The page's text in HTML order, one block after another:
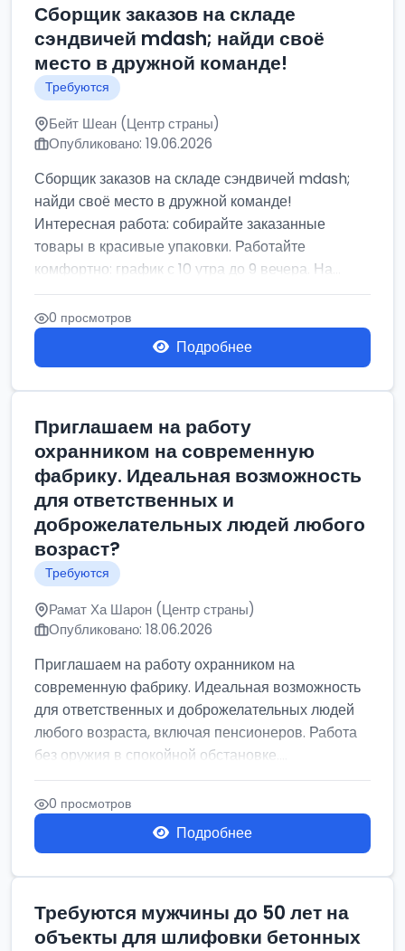
Сборщик заказов на складе
сэндвичей mdash; найди своё
место в дружной команде!
Требуются
Бейт Шеан (Центр страны)
Опубликовано: 19.06.2026
Сборщик заказов на складе сэндвичей mdash;
найди своё место в дружной команде!
Интересная работа: собирайте заказанные
товары в красивые упаковки. Работайте
комфортно: график с 10 утра до 9 вечера. На...
0 просмотров
Подробнее
Приглашаем на работу
охранником на современную
фабрику. Идеальная возможность
для ответственных и
доброжелательных людей любого
возраст?
Требуются
Рамат Ха Шарон (Центр страны)
Опубликовано: 18.06.2026
Приглашаем на работу охранником на
современную фабрику. Идеальная возможность
для ответственных и доброжелательных людей
любого возраста, включая пенсионеров. Работа
без оружия в спокойной обстановке....
0 просмотров
Подробнее
Требуются мужчины до 50 лет на
объекты для шлифовки бетонных